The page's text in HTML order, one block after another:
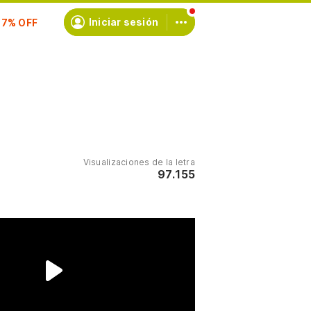
Iniciar sesión
Visualizaciones de la letra
97.155